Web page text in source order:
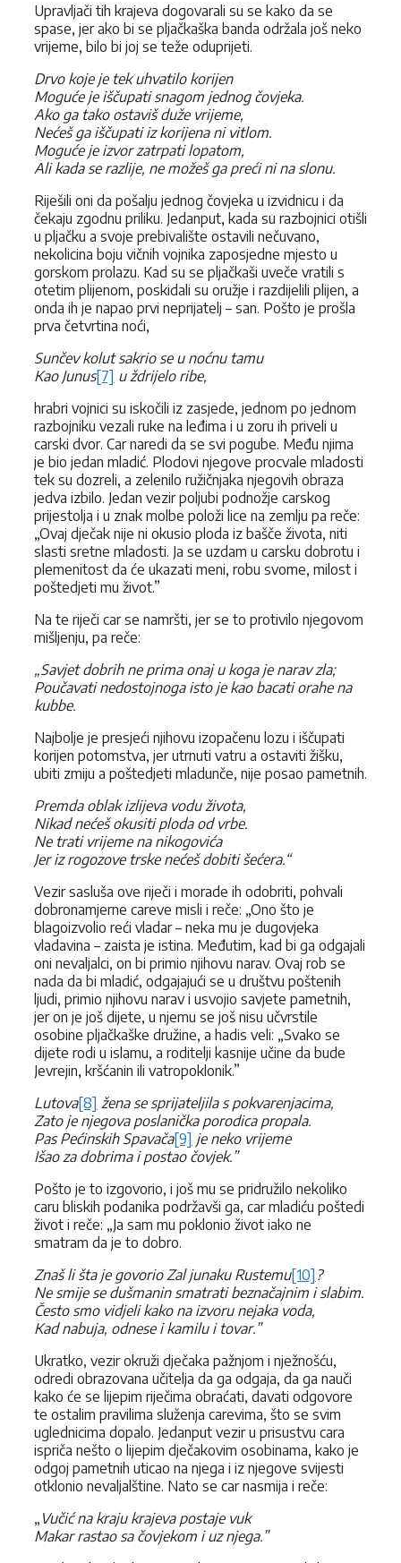
Upravljači tih krajeva dogovarali su se kako da se
spase, jer ako bi se pljačkaška banda održala još neko
vrijeme, bilo bi joj se teže oduprijeti.
Drvo koje je tek uhvatilo korijen
Moguće je iščupati snagom jednog čovjeka.
Ako ga tako ostaviš duže vrijeme,
Nećeš ga iščupati iz korijena ni vitlom.
Moguće je izvor zatrpati lopatom,
Ali kada se razlije, ne možeš ga preći ni na slonu.
Riješili oni da pošalju jednog čovjeka u izvidnicu i da
čekaju zgodnu priliku. Jedanput, kada su razbojnici otišli
u pljačku a svoje prebivalište ostavili nečuvano,
nekolicina boju vičnih vojnika zaposjedne mjesto u
gorskom prolazu. Kad su se pljačkaši uveče vratili s
otetim plijenom, poskidali su oružje i razdijelili plijen, a
onda ih je napao prvi neprijatelj – san. Pošto je prošla
prva četvrtina noći,
Sunčev kolut sakrio se u noćnu tamu
Kao Junus[7] u ždrijelo ribe,
hrabri vojnici su iskočili iz zasjede, jednom po jednom
razbojniku vezali ruke na leđima i u zoru ih priveli u
carski dvor. Car naredi da se svi pogube. Među njima
je bio jedan mladić. Plodovi njegove procvale mladosti
tek su dozreli, a zelenilo ružičnjaka njegovih obraza
jedva izbilo. Jedan vezir poljubi podnožje carskog
prijestolja i u znak molbe položi lice na zemlju pa reče:
„Ovaj dječak nije ni okusio ploda iz bašče života, niti
slasti sretne mladosti. Ja se uzdam u carsku dobrotu i
plemenitost da će ukazati meni, robu svome, milost i
poštedjeti mu život.”
Na te riječi car se namršti, jer se to protivilo njegovom
mišljenju, pa reče:
„Savjet dobrih ne prima onaj u koga je narav zla;
Poučavati nedostojnoga isto je kao bacati orahe na
kubbe.
Najbolje je presjeći njihovu izopačenu lozu i iščupati
korijen potomstva, jer utrnuti vatru a ostaviti žišku,
ubiti zmiju a poštedjeti mladunče, nije posao pametnih.
Premda oblak izlijeva vodu života,
Nikad nećeš okusiti ploda od vrbe.
Ne trati vrijeme na nikogovića
Jer iz rogozove trske nećeš dobiti šećera.“
Vezir sasluša ove riječi i morade ih odobriti, pohvali
dobronamjerne careve misli i reče: „Ono što je
blagoizvolio reći vladar – neka mu je dugovjeka
vladavina – zaista je istina. Međutim, kad bi ga odgajali
oni nevaljalci, on bi primio njihovu narav. Ovaj rob se
nada da bi mladić, odgajajući se u društvu poštenih
ljudi, primio njihovu narav i usvojio savjete pametnih,
jer on je još dijete, u njemu se još nisu učvrstile
osobine pljačkaške družine, a hadis veli: „Svako se
dijete rodi u islamu, a roditelji kasnije učine da bude
Jevrejin, kršćanin ili vatropoklonik.”
Lutova[8] žena se sprijateljila s pokvarenjacima,
Zato je njegova poslanička porodica propala.
Pas Pećinskih Spavača[9] je neko vrijeme
Išao za dobrima i postao čovjek.”
Pošto je to izgovorio, i još mu se pridružilo nekoliko
caru bliskih podanika podržavši ga, car mladiću poštedi
život i reče: „Ja sam mu poklonio život iako ne
smatram da je to dobro.
Znaš li šta je govorio Zal junaku Rustemu[10] ?
Ne smije se dušmanin smatrati beznačajnim i slabim.
Često smo vidjeli kako na izvoru nejaka voda,
Kad nabuja, odnese i kamilu i tovar.”
Ukratko, vezir okruži dječaka pažnjom i nježnošću,
odredi obrazovana učitelja da ga odgaja, da ga nauči
kako će se lijepim riječima obraćati, davati odgovore
te ostalim pravilima služenja carevima, što se svim
uglednicima dopalo. Jedanput vezir u prisustvu cara
ispriča nešto o lijepim dječakovim osobinama, kako je
odgoj pametnih uticao na njega i iz njegove svijesti
otklonio nevaljalštine. Nato se car nasmija i reče:
„ Vučić na kraju krajeva postaje vuk
Makar rastao sa čovjekom i uz njega.”